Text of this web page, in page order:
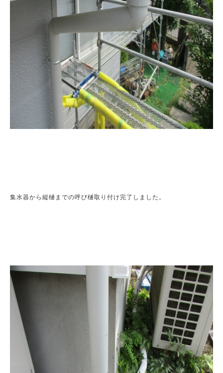
集水器から縦樋までの呼び樋取り付け完了しました。